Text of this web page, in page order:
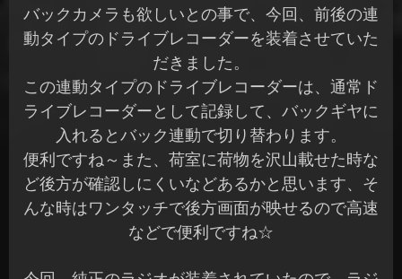
バックカメラも欲しいとの事で、今回、前後の連
動タイプのドライブレコーダーを装着させていた
だきました。
この連動タイプのドライブレコーダーは、通常ド
ライブレコーダーとして記録して、バックギヤに
入れるとバック連動で切り替わります。
便利ですね～また、荷室に荷物を沢山載せた時な
ど後方が確認しにくいなどあるかと思います、そ
んな時はワンタッチで後方画面が映せるので高速
などで便利ですね☆